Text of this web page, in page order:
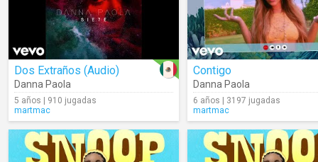
Dos Extraños (Audio)
Danna Paola
5 años | 910 jugadas
martmac
Contigo
Danna Paola
6 años | 3197 jugadas
martmac